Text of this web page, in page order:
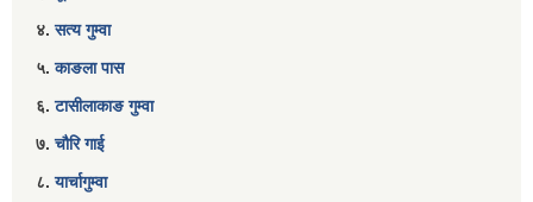
४.सत्य गुम्वा
५.काङला पास
६.टासीलाकाङ गुम्वा
७.चौरि गाई
८.यार्चागुम्वा